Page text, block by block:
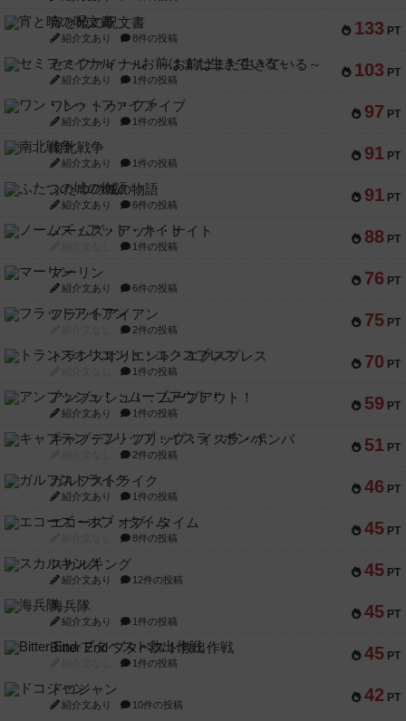
133 PT
宵と暁の呪文書
紹介文あり 8件の投稿
103 PT
セミファイナル ～お前はまだ生きている～
紹介文あり 1件の投稿
97 PT
ワン・トゥ・ファイブ
紹介文あり 1件の投稿
91 PT
南北戦争
紹介文あり 1件の投稿
91 PT
ふたつの城の物語
紹介文あり 6件の投稿
88 PT
ノームズ・アット・ナイト
1件の投稿
76 PT
マーリン
紹介文あり 6件の投稿
75 PT
フラットアイアン
2件の投稿
70 PT
トランスオリエント・エクスプレス
1件の投稿
59 PT
アンブッシュ！：ムーブアウト！
紹介文あり 1件の投稿
51 PT
キャプテン・フリップ：イスラ・ボンバ
2件の投稿
46 PT
ガルフストライク
紹介文あり 1件の投稿
45 PT
エコーズ・オブ・タイム
8件の投稿
45 PT
スカルキング
紹介文あり 12件の投稿
45 PT
海兵隊
紹介文あり 1件の投稿
45 PT
Bitter End ブタペスト救出作戦
1件の投稿
42 PT
ドコジャン
紹介文あり 10件の投稿